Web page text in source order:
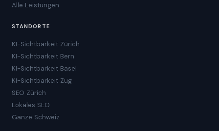
Alle Leistungen
STANDORTE
KI-Sichtbarkeit Zürich
KI-Sichtbarkeit Bern
KI-Sichtbarkeit Basel
KI-Sichtbarkeit Zug
SEO Zürich
Lokales SEO
Ganze Schweiz